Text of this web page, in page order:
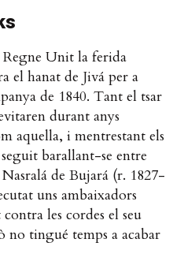
Regne Unit la ferida
el hanat de Jivá per a
de 1840. Tant el tsar
durant anys
aquella, i mentrestant els
barallant-se entre
de Bujará (r. 1827-
uns ambaixadors
les cordes el seu
tingué temps a acabar